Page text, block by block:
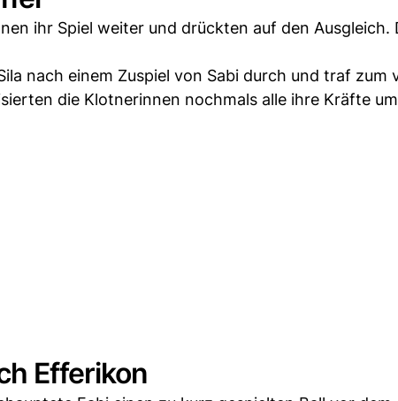
ihr Spiel weiter und drückten auf den Ausgleich.
nach einem Zuspiel von Sabi durch und traf zum
die Klotnerinnen nochmals alle ihre Kräfte
Efferikon